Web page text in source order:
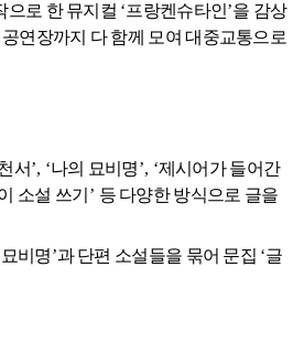
으로 한 뮤지컬 ‘프랑켄슈타인’을 감상
연장까지 다 함께 모여 대중교통으로
서’, ‘나의 묘비명’, ‘제시어가 들어간
소설 쓰기 ’ 등 다양한 방식으로 글을
비명’과 단편 소설들을 묶어 문집 ‘글